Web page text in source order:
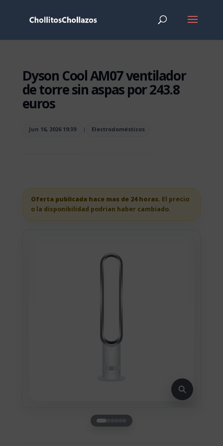
Dyson Cool AM07 ventilador
de torre sin aspas por 243.8
euros
Jun 16, 2026 19:39 | Electrodomésticos
Oferta publicada hace mas de 24 horas. El precio
o la disponibilidad podrian haber cambiado.